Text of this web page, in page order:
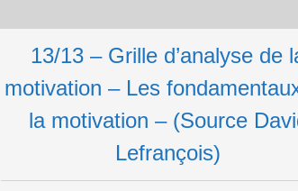
13/13 – Grille d’analyse de
motivation – Les
la motivation – (Source
Lefrançois)